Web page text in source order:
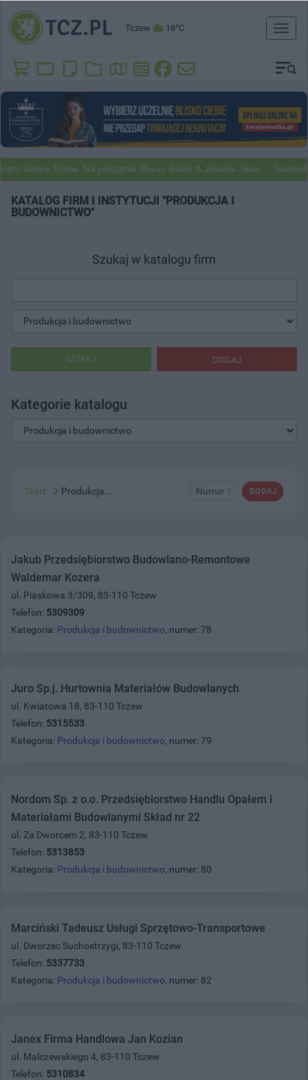
Tczew 16°C
Toggle
Gminy Tczew. Na początek Shaun Baker & Jessica Jean
KATALOG FIRM I INSTYTUCJI "PRODUKCJA I
BUDOWNICTWO"
Szukaj w katalogu firm
DODAJ
SZUKAJ
Kategorie katalogu
DODAJ
Numer ↑
Start Produkcja...
Jakub Przedsiębiorstwo Budowlano-Remontowe
Waldemar Kozera
ul. Piaskowa 3/309, 83-110 Tczew
Telefon: 5309309
Kategoria: Produkcja i budownictwo, numer: 78
Juro Sp.j. Hurtownia Materiałów Budowlanych
ul. Kwiatowa 18, 83-110 Tczew
Telefon: 5315533
Kategoria: Produkcja i budownictwo, numer: 79
Nordom Sp. z o.o. Przedsiębiorstwo Handlu Opałem i
Materiałami Budowlanymi Skład nr 22
ul. Za Dworcem 2, 83-110 Tczew
Telefon: 5313853
Kategoria: Produkcja i budownictwo, numer: 80
Marciński Tadeusz Usługi Sprzętowo-Transportowe
ul. Dworzec Suchostrzygi, 83-110 Tczew
Telefon: 5337733
Kategoria: Produkcja i budownictwo, numer: 82
Janex Firma Handlowa Jan Kozian
ul. Malczewskiego 4, 83-110 Tczew
Telefon: 5310834